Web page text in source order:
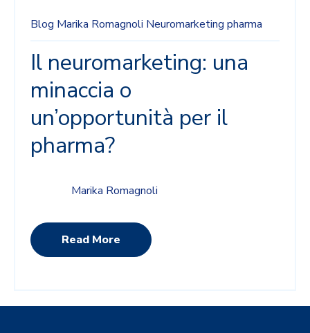
Blog Marika Romagnoli Neuromarketing pharma
Il neuromarketing: una
minaccia o
un’opportunità per il
pharma?
Marika Romagnoli
Read More